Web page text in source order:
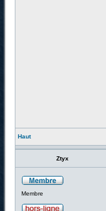
Haut
Ztyx
Membre